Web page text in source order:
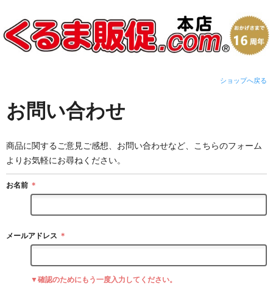
ショップへ戻る
お問い合わせ
商品に関するご意見ご感想、お問い合わせなど、こちらのフォーム
よりお気軽にお尋ねください。
お名前 ＊
メールアドレス ＊
▼確認のためにもう一度入力してください。